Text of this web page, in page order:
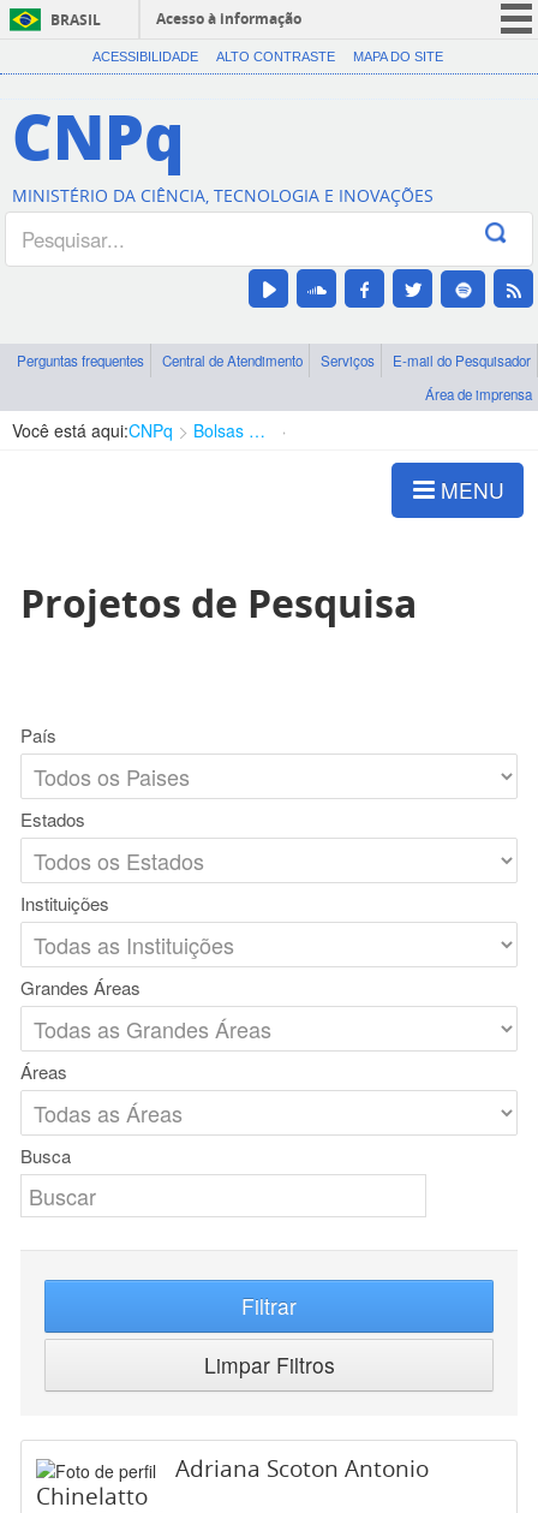
BRASIL
Acesso à informação
CORONAVÍRUS (COVID-19)
Canais
ACESSIBILIDADE ALTO CONTRASTE MAPA DO SITE
CNPq
MINISTÉRIO DA CIÊNCIA, TECNOLOGIA E INOVAÇÕES
Perguntas frequentes Central de Atendimento Serviços
E-mail do Pesquisador
Área de imprensa
Você está aqui:CNPq Bolsas e Auxílios Vigentes
MENU
Projetos de Pesquisa
País
Estados
Instituições
Grandes Áreas
Áreas
Busca
Filtrar
Limpar Filtros
Adriana Scoton Antonio
Chinelatto